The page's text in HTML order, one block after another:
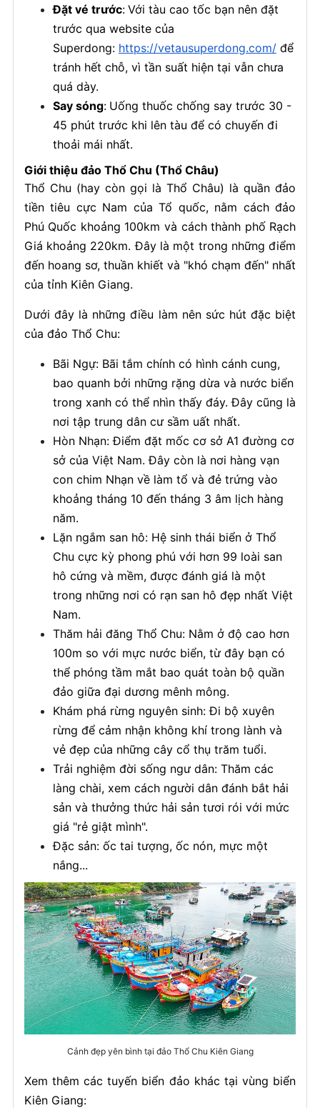
Đặt vé trước: Với tàu cao tốc bạn nên đặt
trước qua website của
Superdong: https://vetausuperdong.com/để
tránh hết chỗ, vì tần suất hiện tại vẫn chưa
quá dày.
Say sóng: Uống thuốc chống say trước 30 -
45 phút trước khi lên tàu để có chuyến đi
thoải mái nhất.
Giới thiệu đảo Thổ Chu (Thổ Châu)
Thổ Chu (hay còn gọi là Thổ Châu) là quần đảo
tiền tiêu cực Nam của Tổ quốc, nằm cách đảo
Phú Quốc khoảng 100km và cách thành phố Rạch
Giá khoảng 220km. Đây là một trong những điểm
đến hoang sơ, thuần khiết và "khó chạm đến" nhất
của tỉnh Kiên Giang.
Dưới đây là những điều làm nên sức hút đặc biệt
của đảo Thổ Chu:
Bãi Ngự: Bãi tắm chính có hình cánh cung,
bao quanh bởi những rặng dừa và nước biển
trong xanh có thể nhìn thấy đáy. Đây cũng là
nơi tập trung dân cư sầm uất nhất.
Hòn Nhạn: Điểm đặt mốc cơ sở A1 đường cơ
sở của Việt Nam. Đây còn là nơi hàng vạn
con chim Nhạn về làm tổ và đẻ trứng vào
khoảng tháng 10 đến tháng 3 âm lịch hàng
năm.
Lặn ngắm san hô: Hệ sinh thái biển ở Thổ
Chu cực kỳ phong phú với hơn 99 loài san
hô cứng và mềm, được đánh giá là một
trong những nơi có rạn san hô đẹp nhất Việt
Nam.
Thăm hải đăng Thổ Chu: Nằm ở độ cao hơn
100m so với mực nước biển, từ đây bạn có
thể phóng tầm mắt bao quát toàn bộ quần
đảo giữa đại dương mênh mông.
Khám phá rừng nguyên sinh: Đi bộ xuyên
rừng để cảm nhận không khí trong lành và
vẻ đẹp của những cây cổ thụ trăm tuổi.
Trải nghiệm đời sống ngư dân: Thăm các
làng chài, xem cách người dân đánh bắt hải
sản và thưởng thức hải sản tươi rói với mức
giá "rẻ giật mình".
Đặc sản: ốc tai tượng, ốc nón, mực một
nắng...
Cảnh đẹp yên bình tại đảo Thổ Chu Kiên Giang
Xem thêm các tuyến biển đảo khác tại vùng biển
Kiên Giang: